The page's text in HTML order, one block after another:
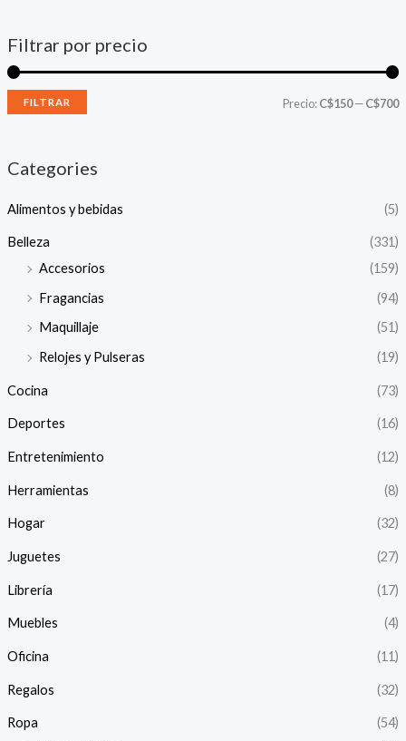
Filtrar por precio
PP
FILTRAR Precio:C$150—C$700
Categories
Alimentos y bebidas (5)
Belleza
(331)
Accesorios
(159)
Fragancias
(94)
Maquillaje
(51)
Relojes y Pulseras
(19)
Cocina (73)
Deportes (16)
Entretenimiento (12)
Herramientas (8)
Hogar (32)
Juguetes (27)
Librería (17)
Muebles (4)
Oficina (11)
Regalos (32)
Ropa
(54)